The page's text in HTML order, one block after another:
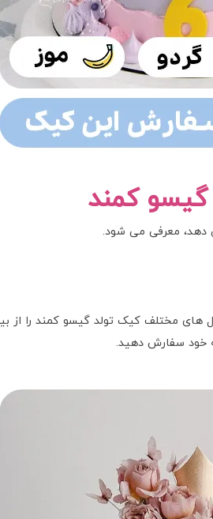
کمند
دهد، معرفی می شود.
های مختلف کیک تولد گیسو کمند را
خود سفارش دهید.